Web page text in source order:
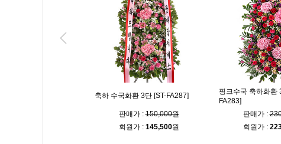
축하 수국화환 3단 [ST-FA287]
판매가 :150,000원
회원가 : 145,500원
핑크수국 축하화환
FA283]
판매가 :
회원가 :